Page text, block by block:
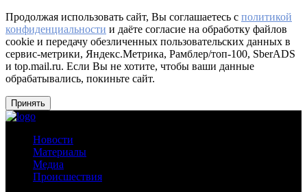
Продолжая использовать сайт, Вы соглашаетесь с политикой
конфиденциальности и даёте согласие на обработку файлов
cookie и передачу обезличенных пользовательских данных в
сервис-метрики, Яндекс.Метрика, Рамблер/топ-100, SberADS
и top.mail.ru. Если Вы не хотите, чтобы ваши данные
обрабатывались, покиньте сайт.
Принять
Новости
Материалы
Медиа
Происшествия